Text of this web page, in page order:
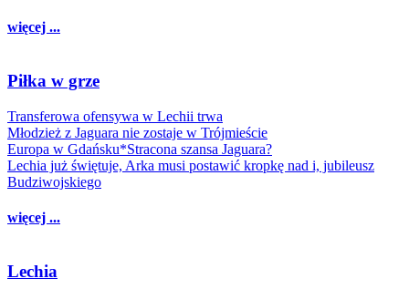
więcej ...
Piłka w grze
Transferowa ofensywa w Lechii trwa
Młodzież z Jaguara nie zostaje w Trójmieście
Europa w Gdańsku*Stracona szansa Jaguara?
Lechia już świętuje, Arka musi postawić kropkę nad i, jubileusz
Budziwojskiego
więcej ...
Lechia